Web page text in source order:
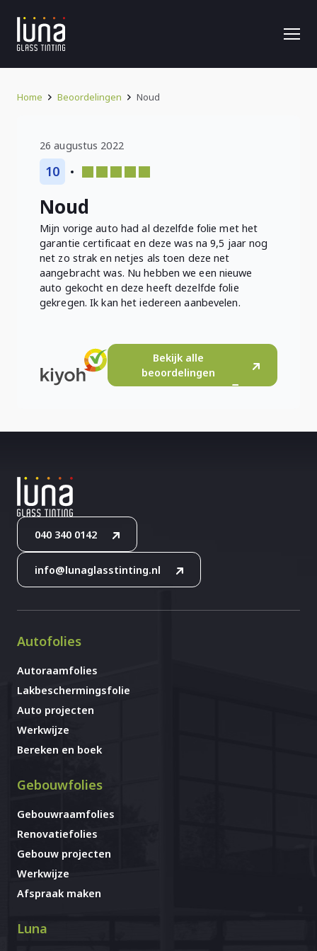
Home Beoordelingen Noud
26 augustus 2022
10
Noud
Mijn vorige auto had al dezelfde folie met het
garantie certificaat en deze was na 9,5 jaar nog
net zo strak en netjes als toen deze net
aangebracht was. Nu hebben we een nieuwe
auto gekocht en deze heeft dezelfde folie
gekregen. Ik kan het iedereen aanbevelen.
Bekijk alle
beoordelingen
040 340 0142
info@lunaglasstinting.nl
Autofolies
Autoraamfolies
Lakbeschermingsfolie
Auto projecten
Werkwijze
Bereken en boek
Gebouwfolies
Gebouwraamfolies
Renovatiefolies
Gebouw projecten
Werkwijze
Afspraak maken
Luna